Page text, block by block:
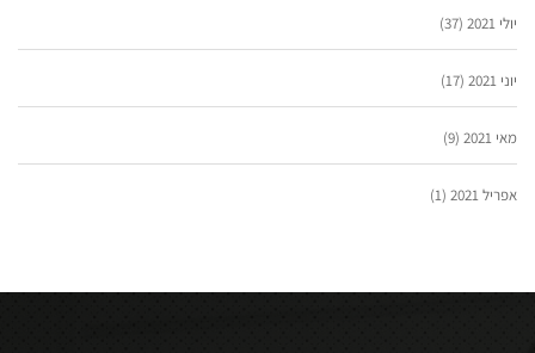
יולי 2021 (37)
יוני 2021 (17)
מאי 2021 (9)
אפריל 2021 (1)